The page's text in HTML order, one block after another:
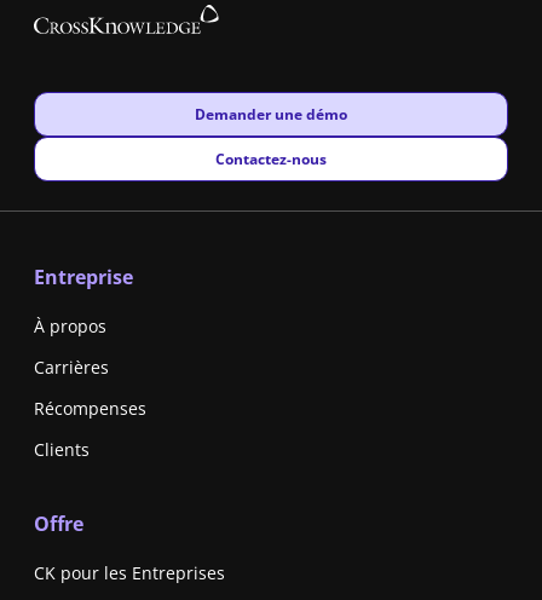
New window
Demander une démo
New window
Contactez-nous
Entreprise
À propos
Carrières
Récompenses
Clients
Offre
CK pour les Entreprises